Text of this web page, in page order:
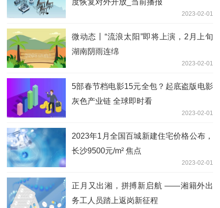
2023-02-01
微动态丨“流浪太阳”即将上演，2月上旬
湖南阴雨连绵
2023-02-01
5部春节档电影15元全包？起底盗版电影
灰色产业链 全球即时看
2023-02-01
2023年1月全国百城新建住宅价格公布，
长沙9500元/m² 焦点
2023-02-01
正月又出湘，拼搏新启航 ——湘籍外出
务工人员踏上返岗新征程